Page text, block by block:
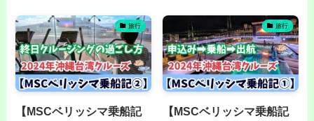
旅行
【MSCベリッシマ乗船記
旅行
【MSCベリッシマ乗船記